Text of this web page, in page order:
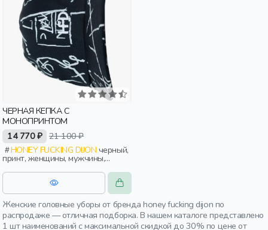
ЧЕРНАЯ КЕПКА С
МОНОПРИНТОМ
14 770 ₽ 21 100 ₽
HONEY FUCKING DIJON
принт, женщины, мужчины,
взрослые
Женские головные уборы от бренда honey fucking dijon по
распродаже — отличная подборка. В нашем каталоге представлено
1 шт наименований с максимальной скидкой до 30% по цене от